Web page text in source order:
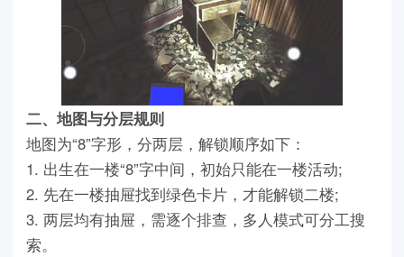
二、地图与分层规则
地图为“8”字形，分两层，解锁顺序如下：
1. 出生在一楼“8”字中间，初始只能在一楼活动;
2. 先在一楼抽屉找到绿色卡片，才能解锁二楼;
3. 两层均有抽屉，需逐个排查，多人模式可分工搜
索。